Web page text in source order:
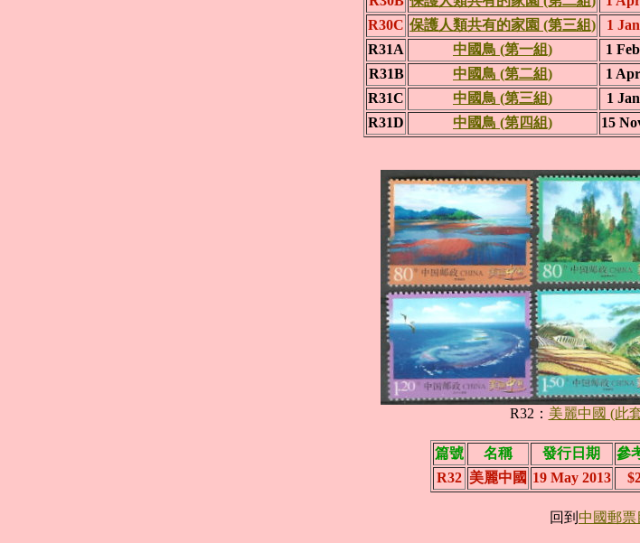
R30C 保護人類共有的家園 (第三組) 1
R31A
中國鳥 (第一組) 1
R31B
中國鳥 (第二組) 1
R31C
中國鳥 (第三組) 1
R31D
中國鳥 (第四組) 15
R32： 美麗中國 (此
篇號 名稱 發行日期 參
R32 美麗中國 19 May 2013
回到 中國郵票